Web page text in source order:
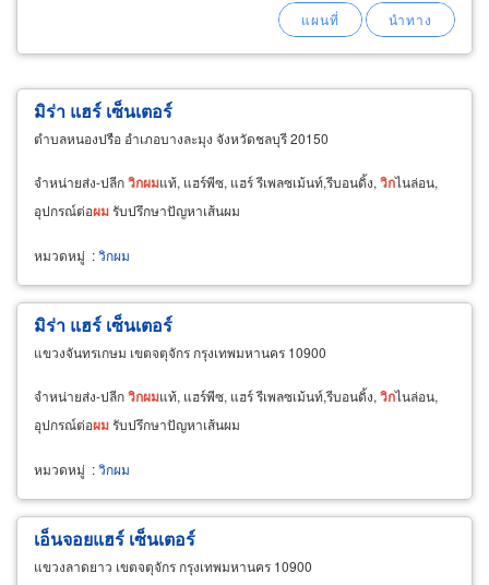
มิร่า แฮร์ เซ็นเตอร์
ตำบลหนองปรือ อำเภอบางละมุง จังหวัดชลบุรี 20150
จำหน่ายส่ง-ปลีกวิกผมแท้, แฮร์พีซ, แฮร์ รีเพลซเม้นท์,รีบอนดิ้ง, วิกไนล่อน,
อุปกรณ์ต่อผม รับปรึกษาปัญหาเส้นผม
หมวดหมู่ :วิกผม
มิร่า แฮร์ เซ็นเตอร์
แขวงจันทรเกษม เขตจตุจักร กรุงเทพมหานคร 10900
จำหน่ายส่ง-ปลีกวิกผมแท้, แฮร์พีซ, แฮร์ รีเพลซเม้นท์,รีบอนดิ้ง, วิกไนล่อน,
อุปกรณ์ต่อผม รับปรึกษาปัญหาเส้นผม
หมวดหมู่ :วิกผม
เอ็นจอยแฮร์ เซ็นเตอร์
แขวงลาดยาว เขตจตุจักร กรุงเทพมหานคร 10900